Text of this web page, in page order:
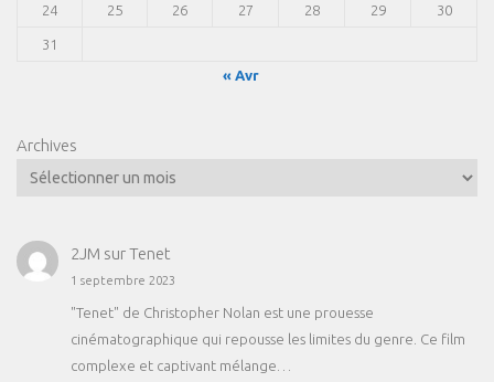
24 25 26 27 28 29 30
31
« Avr
Archives
2JM surTenet
1 septembre 2023
"Tenet" de Christopher Nolan est une prouesse
cinématographique qui repousse les limites du genre. Ce film
complexe et captivant mélange…